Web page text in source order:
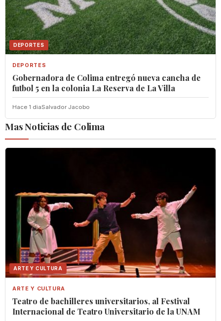
DEPORTES
DEPORTES
Gobernadora de Colima entregó nueva cancha de
futbol 5 en la colonia La Reserva de La Villa
Hace 1 diaSalvador Jacobo
Mas Noticias de Colima
ARTE Y CULTURA
ARTE Y CULTURA
Teatro de bachilleres universitarios, al Festival
Internacional de Teatro Universitario de la UNAM